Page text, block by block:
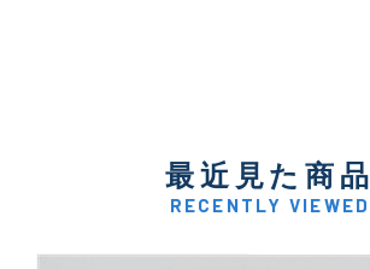
最近見た商品
RECENTLY VIEWED